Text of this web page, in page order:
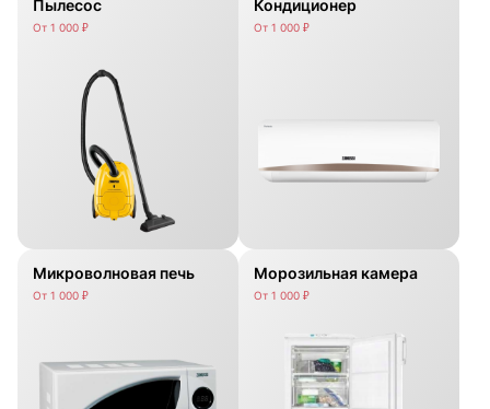
Пылесос
От 1 000 ₽
Кондиционер
От 1 000 ₽
Микроволновая печь
От 1 000 ₽
Морозильная камера
От 1 000 ₽